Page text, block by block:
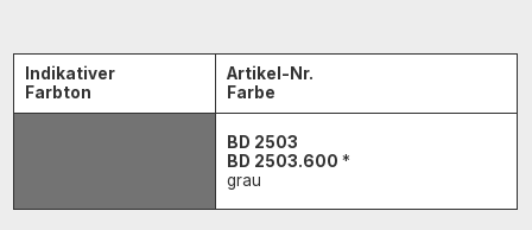
Indikativer
Farbton
Artikel-Nr.
Farbe
BD 2503
BD 2503.600 *
grau